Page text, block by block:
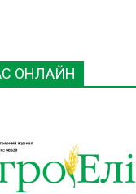
ОНЛАЙН